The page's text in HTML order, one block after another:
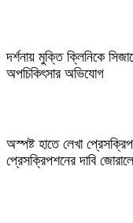
দর্শনায় মুক্তি ক্লিনিকে
অপচিকিৎসার অভিযোগ
অস্পষ্ট হাতে লেখা
প্রেসক্রিপশনের দাবি